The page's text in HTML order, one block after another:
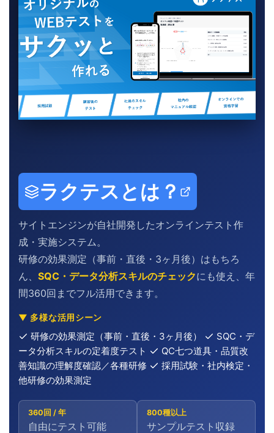
ラクテスとは？
サイトエンジンが自社開発したオンラインテスト作
成・実施システム。
研修の効果測定（事前・直後・3ヶ月後）はもちろ
ん、 SQC・データ分析スキルのチェックにも使え、年
間360回までフル活用できます。
▼ 多様な活用シーン
研修の効果測定（事前・直後・3ヶ月後）
SQC・デ
ータ分析スキルの定着度テスト
QC七つ道具・品質改
善知識の理解度確認／各種研修
採用試験・社内検定・
他研修の効果測定
360回 / 年
自由にテスト可能
800種以上
サンプルテスト収録